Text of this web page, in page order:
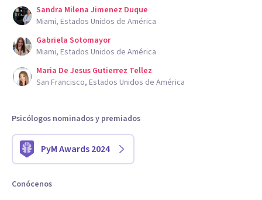
Sandra Milena Jimenez Duque
Miami, Estados Unidos de América
Gabriela Sotomayor
Miami, Estados Unidos de América
Maria De Jesus Gutierrez Tellez
San Francisco, Estados Unidos de América
Psicólogos nominados y premiados
PyM Awards 2024
Conócenos